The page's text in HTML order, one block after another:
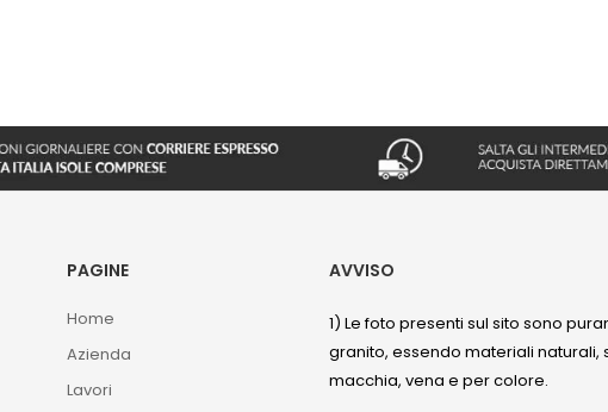
PAGINE
Home
Azienda
Lavori
AVVISO
1) Le foto presenti sul sito sono
granito, essendo materiali
macchia, vena e per colore.